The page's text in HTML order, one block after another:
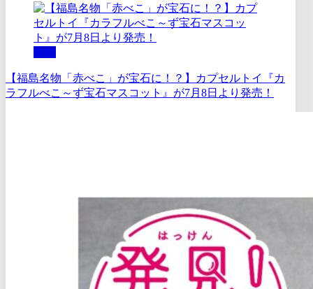
体験
【福島名物「赤べこ」が宝石に！？】カプセルトイ『カ
ラフルべこ～ず宝石マスコット』が7月8日より発売！